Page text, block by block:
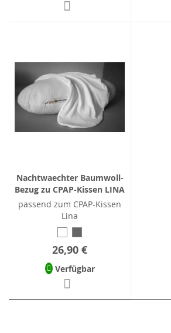
Nachtwaechter Baumwoll-
Bezug zu CPAP-Kissen LINA
passend zum CPAP-Kissen
Lina
26,90 €
Verfügbar